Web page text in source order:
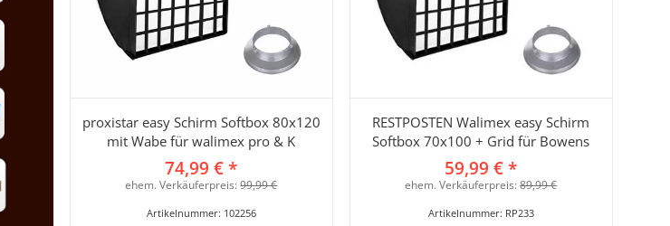
proxistar easy Schirm Softbox 80x120
mit Wabe für walimex pro & K
74,99 €*
ehem. Verkäuferpreis:99,99 €
Artikelnummer: 102256
RESTPOSTEN Walimex easy Schirm
Softbox 70x100 + Grid für Bowens
59,99 €*
ehem. Verkäuferpreis:89,99 €
Artikelnummer: RP233